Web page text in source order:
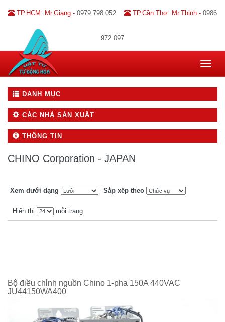
TP.HCM: Mr.Giang - 0979 798 052 TP.Cần Thơ: Mr.Thịnh - 0986
972 097
Toggle
DANH MỤC
CÁC NHÀ SẢN XUẤT
THÔNG TIN
CHINO Corporation - JAPAN
Xem dưới dạng Sắp xếp theo
Hiển thị mỗi trang
Bộ điều chỉnh nguồn Chino 1-pha 150A 440VAC
JU44150WA400